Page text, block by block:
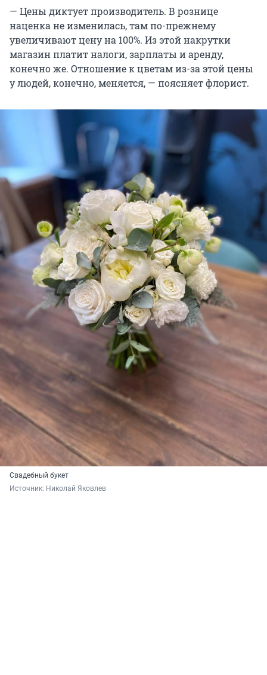
— Цены диктует производитель. В рознице
наценка не изменилась, там по-прежнему
увеличивают цену на 100%. Из этой накрутки
магазин платит налоги, зарплаты и аренду,
конечно же. Отношение к цветам из-за этой цены
у людей, конечно, меняется, — поясняет флорист.
Свадебный букет
Источник: Николай Яковлев